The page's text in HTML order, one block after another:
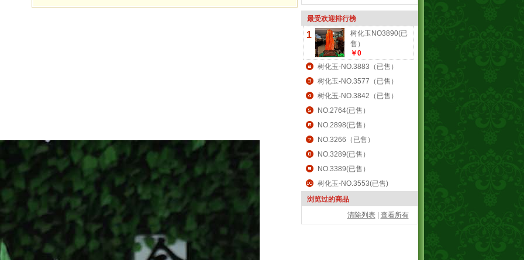
最受欢迎排行榜
1
树化玉NO3890(已
售）
￥0
树化玉-NO.3883（已售）
树化玉-NO.3577（已售）
树化玉-NO.3842（已售）
NO.2764(已售）
NO.2898(已售）
NO.3266（已售）
NO.3289(已售）
NO.3389(已售）
树化玉-NO.3553(已售)
浏览过的商品
清除列表| 查看所有